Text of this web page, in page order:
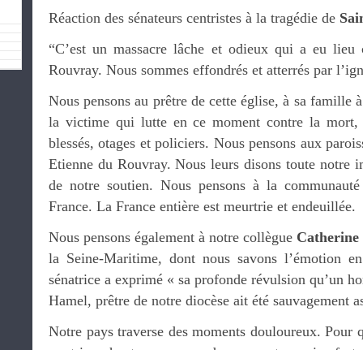
Réaction des sénateurs centristes à la tragédie de
“C’est un massacre lâche et odieux qui a eu
Rouvray. Nous sommes effondrés et atterrés par
Nous pensons au prêtre de cette église, à sa famille
la victime qui lutte en ce moment contre la
blessés, otages et policiers. Nous pensons aux
Etienne du Rouvray. Nous leurs disons toute notre
de notre soutien. Nous pensons à la
France. La France entière est meurtrie et endeuillée.
Nous pensons également à notre collègue
la Seine-Maritime, dont nous savons l’émotion
sénatrice a exprimé « sa profonde révulsion qu’un
Hamel, prêtre de notre diocèse ait été sauvagement
Notre pays traverse des moments douloureux. Pour